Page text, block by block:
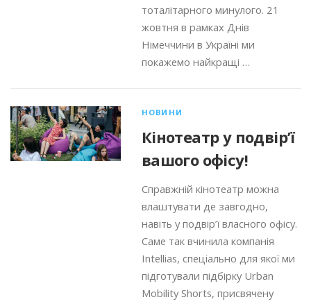
тоталітарного минулого. 21
жовтня в рамках Днів
Німеччини в Україні ми
покажемо найкращі …
НОВИНИ
Кінотеатр у подвір’ї
вашого офісу!
Справжній кінотеатр можна
влаштувати де завгодно,
навіть у подвір’ї власного офісу.
Саме так вчинила компанія
Intellias, спеціально для якої ми
підготували підбірку Urban
Mobility Shorts, присвячену